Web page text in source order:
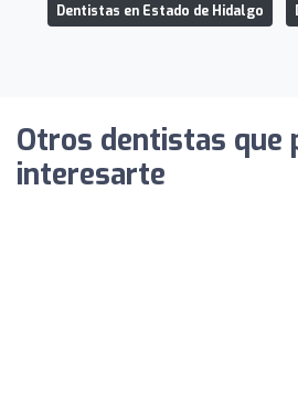
Dentistas en Estado de Hidalgo
Otros dentistas que
interesarte